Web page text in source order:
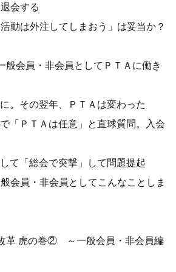
会する
動は外注してしまおう」は妥当か？
会員・非会員としてＰＴＡに働き
。その翌年、ＰＴＡは変わった
「ＰＴＡは任意」と直球質問。入会
て「総会で突撃」して問題提起
会員・非会員としてこんなことしま
革 虎の巻② ～一般会員・非会員編